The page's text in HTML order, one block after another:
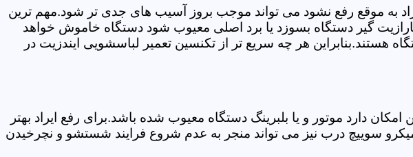
به موقع رفع نشود می تواند موجب بروز آسیب های جدی تر شود.مهم ترین
گیر دستگاه بسوزد یا برد اصلی معیوب شود دستگاه خاموش خواهد
هر چه سریع تر از تکنسین تعمیر لباسشویی ایندزیت در
دارد موتور و یا بلبرینگ دستگاه معیوب شده باشد.برای رفع ایراد بهتر
سوییچ درب نیز می تواند منجر به عدم شروع فرایند شستشو و نچرخیدن